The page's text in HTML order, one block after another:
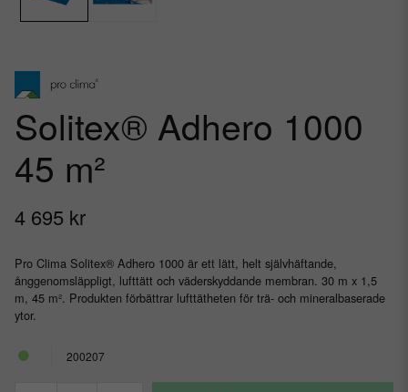
Solitex® Adhero 1000
45 m²
4 695 kr
Pro Clima Solitex® Adhero 1000 är ett lätt, helt självhäftande,
ånggenomsläppligt, lufttätt och väderskyddande membran. 30 m x 1,5
m, 45 m². Produkten förbättrar lufttätheten för trä- och mineralbaserade
ytor.
200207